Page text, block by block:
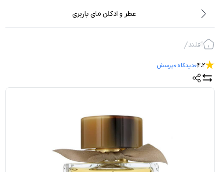
عطر و ادکلن مای باربری
آفلند
4.2
0دیدگاه0پرسش